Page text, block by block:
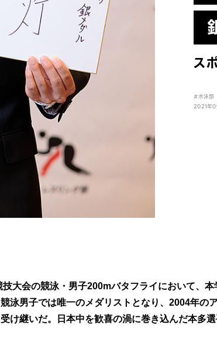
ス
#水泳部
2021年
大会の競泳・男子200mバタフライにおいて、
泳男子では唯一のメダリストとなり、2004年の
け継いだ。日本中を歓喜の渦に巻き込んだ本多